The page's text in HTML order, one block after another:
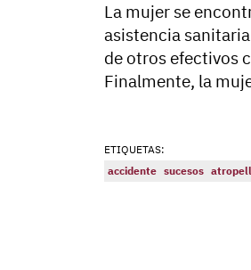
La mujer se
asistencia
de otros efectivos
Finalmente, la
ETIQUETAS:
accidente sucesos